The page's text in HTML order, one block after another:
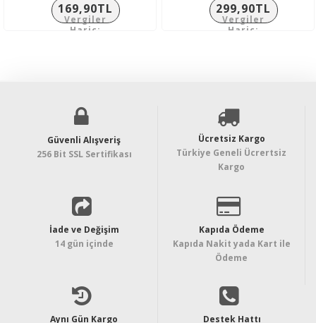
169,90TL
Vergiler
Hariç:
299,90TL
Vergiler
Hariç:
Güvenli Alışveriş
256 Bit SSL Sertifikası
Ücretsiz Kargo
Türkiye Geneli Ücrertsiz
Kargo
İade ve Değişim
14 gün içinde
Kapıda Ödeme
Kapıda Nakit yada Kart ile
Ödeme
Aynı Gün Kargo
Destek Hattı